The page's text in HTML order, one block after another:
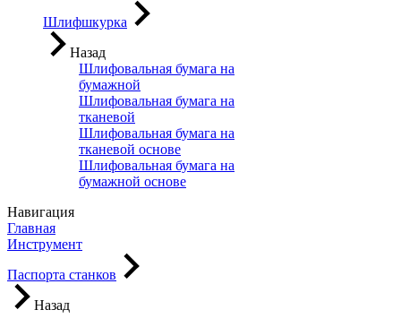
Шлифшкурка
Назад
Шлифовальная бумага на
бумажной
Шлифовальная бумага на
тканевой
Шлифовальная бумага на
тканевой основе
Шлифовальная бумага на
бумажной основе
Навигация
Главная
Инструмент
Паспорта станков
Назад